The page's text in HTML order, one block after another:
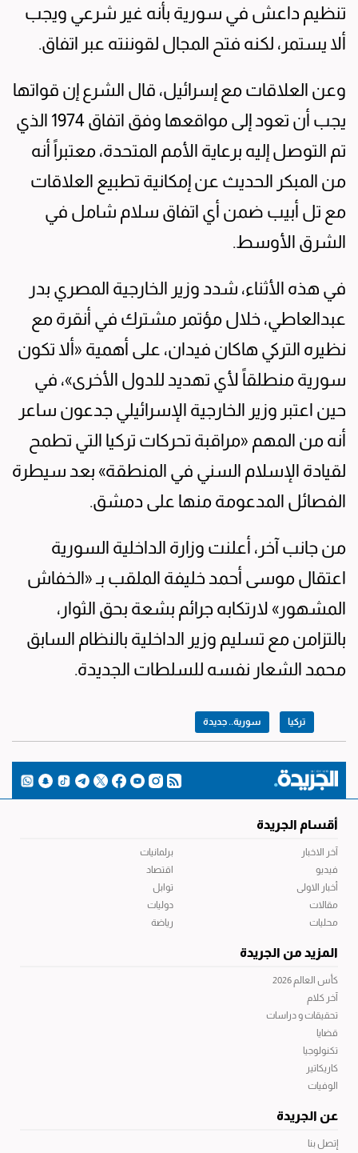
تنظيم داعش في سورية بأنه غير شرعي ويجب
ألا يستمر، لكنه فتح المجال لقوننته عبر اتفاق.
وعن العلاقات مع إسرائيل، قال الشرع إن قواتها
يجب أن تعود إلى مواقعها وفق اتفاق 1974 الذي
تم التوصل إليه برعاية الأمم المتحدة، معتبراً أنه
من المبكر الحديث عن إمكانية تطبيع العلاقات
مع تل أبيب ضمن أي اتفاق سلام شامل في
الشرق الأوسط.
في هذه الأثناء، شدد وزير الخارجية المصري بدر
عبدالعاطي، خلال مؤتمر مشترك في أنقرة مع
نظيره التركي هاكان فيدان، على أهمية «ألا تكون
سورية منطلقاً لأي تهديد للدول الأخرى»، في
حين اعتبر وزير الخارجية الإسرائيلي جدعون ساعر
أنه من المهم «مراقبة تحركات تركيا التي تطمح
لقيادة الإسلام السني في المنطقة» بعد سيطرة
الفصائل المدعومة منها على دمشق.
من جانب آخر، أعلنت وزارة الداخلية السورية
اعتقال موسى أحمد خليفة الملقب بـ «الخفاش
المشهور» لارتكابه جرائم بشعة بحق الثوار،
بالتزامن مع تسليم وزير الداخلية بالنظام السابق
محمد الشعار نفسه للسلطات الجديدة.
تركيا سورية.. جديدة
أقسام الجريدة
آخر الاخبار
فيديو
أخبار الاولى
مقالات
محليات
برلمانيات
اقتصاد
توابل
دوليات
رياضة
المزيد من الجريدة
كأس العالم 2026
آخر كلام
تحقيقات و دراسات
قضايا
تكنولوجيا
كاريكاتير
الوفيات
عن الجريدة
إتصل بنا